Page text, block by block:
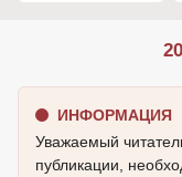
ИНФОРМАЦИЯ
Уважаемый
публикации,